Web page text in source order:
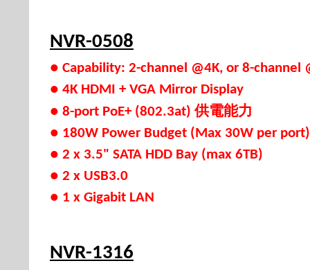
NVR-0508
● Capability: 2-channel @4K, or 8-channel
● 4K HDMI + VGA Mirror Display
● 8-port PoE+ (802.3at)供電能力
● 180W Power Budget (Max 30W per port)
● 2 x 3.5" SATA HDD Bay (max 6TB)
● 2 x USB3.0
● 1 x Gigabit LAN
NVR-1316